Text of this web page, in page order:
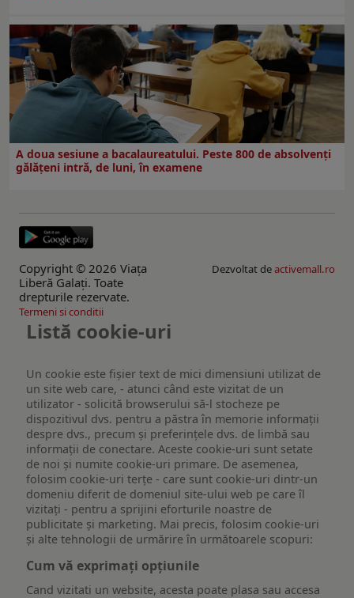
A doua sesiune a bacalaureatului. Peste 800 de absolvenţi
gălăţeni intră, de luni, în examene
Copyright © 2026 Viaţa
Liberă Galaţi. Toate
drepturile rezervate.
Dezvoltat deactivemall.ro
Termeni si conditii
Listă cookie-uri
Un cookie este fişier text de mici dimensiuni utilizat de
un site web care, - atunci când este vizitat de un
utilizator - solicită browserului să-l stocheze pe
dispozitivul dvs. pentru a păstra în memorie informații
despre dvs., precum și preferințele dvs. de limbă sau
informații de conectare. Aceste cookie-uri sunt setate
de noi și numite cookie-uri primare. De asemenea,
folosim cookie-uri terțe - care sunt cookie-uri dintr-un
domeniu diferit de domeniul site-ului web pe care îl
vizitați - pentru a sprijini eforturile noastre de
publicitate și marketing. Mai precis, folosim cookie-uri
și alte tehnologii de urmărire în următoarele scopuri:
Cum vă exprimați opțiunile
Cand vizitati un website, acesta poate plasa sau accesa